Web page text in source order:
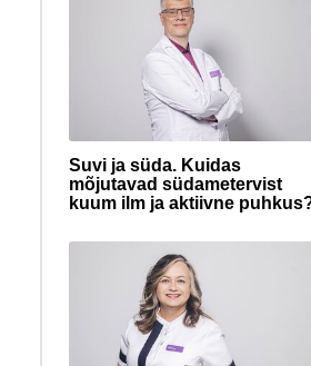
Suvi ja süda. Kuidas
mõjutavad südametervist
kuum ilm ja aktiivne